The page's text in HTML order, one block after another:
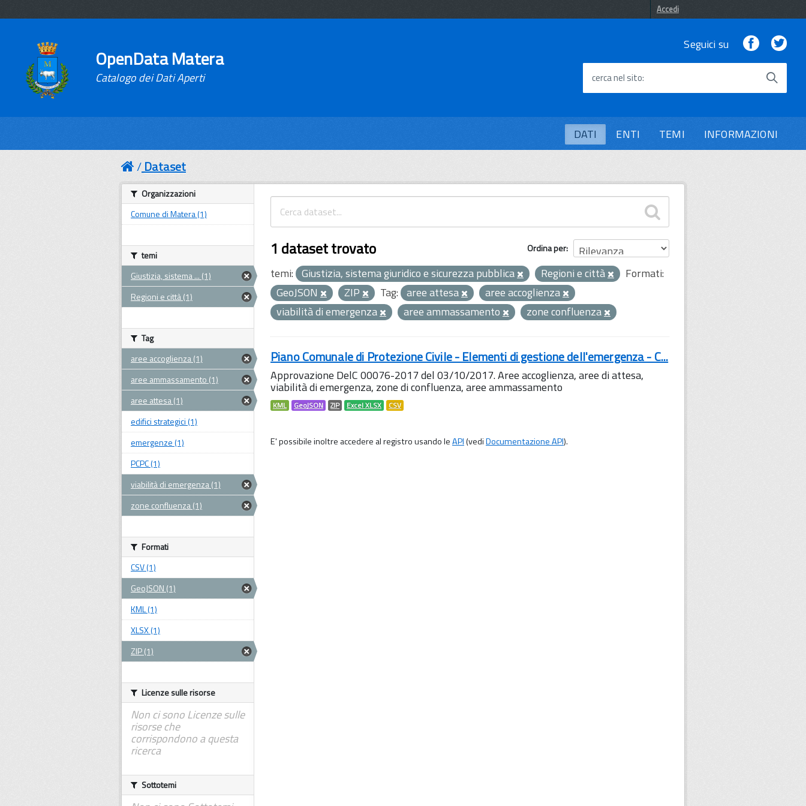
Accedi
OpenData Matera
Catalogo dei Dati Aperti
Seguici su Facebook
cerca nel sito
DATI ENTI TEMI INFORMAZIONI
Dataset
Ordina per
1 dataset trovato
temi: Giustizia, sistema giuridico e sicurezza pubblica Regioni e città
Formati:
GeoJSON
ZIP Tag: aree attesa
aree accoglienza
viabilità di emergenza
aree ammassamento zone confluenza
Piano Comunale di Protezione Civile - Elementi di gestione dell'emergenza - C...
Approvazione DelC 00076-2017 del 03/10/2017. Aree accoglienza, aree di attesa,
viabilità di emergenza, zone di confluenza, aree ammassamento
KML GeoJSON ZIP Excel XLSX CSV
E' possibile inoltre accedere al registro usando leAPI(vediDocumentazione API).
Organizzazioni
Comune di Matera (1)
temi
Giustizia, sistema ... (1)
Regioni e città (1)
Tag
aree accoglienza (1)
aree ammassamento (1)
aree attesa (1)
edifici strategici (1)
emergenze (1)
PCPC (1)
viabilità di emergenza (1)
zone confluenza (1)
Formati
CSV (1)
GeoJSON (1)
KML (1)
XLSX (1)
ZIP (1)
Licenze sulle risorse
Non ci sono Licenze sulle
risorse che
corrispondono a questa
ricerca
Sottotemi